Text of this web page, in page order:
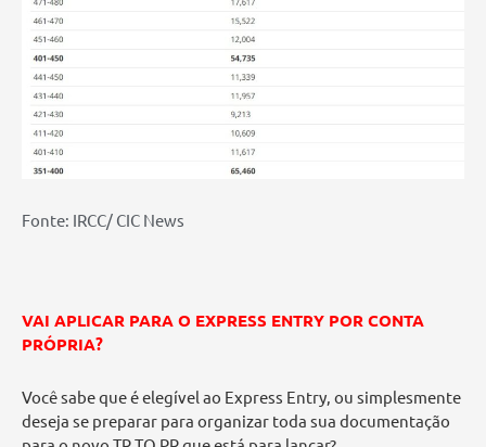
Fonte: IRCC/ CIC News
VAI APLICAR PARA O EXPRESS ENTRY POR CONTA
PRÓPRIA?
Você sabe que é elegível ao Express Entry, ou simplesmente
deseja se preparar para organizar toda sua documentação